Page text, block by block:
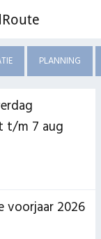
PLANNING
t/m 7 aug
voorjaar 2026